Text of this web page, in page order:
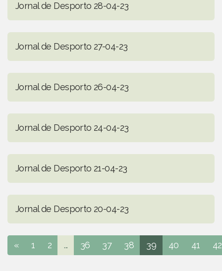
Jornal de Desporto 28-04-23
Jornal de Desporto 27-04-23
Jornal de Desporto 26-04-23
Jornal de Desporto 24-04-23
Jornal de Desporto 21-04-23
Jornal de Desporto 20-04-23
« 1 2 ... 36 37 38 39 40 41 42